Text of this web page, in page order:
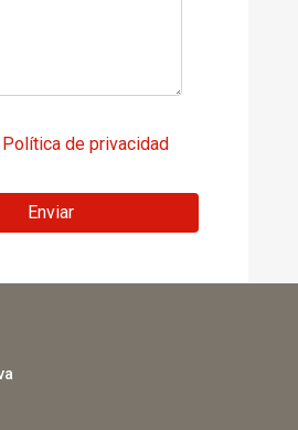
Política de privacidad
Enviar